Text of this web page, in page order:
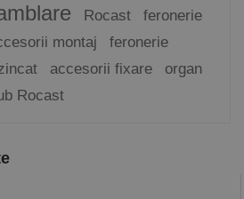
Rocast
feronerie
montaj
feronerie
accesorii fixare
organ
Rocast